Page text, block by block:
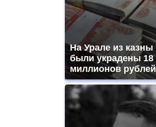
На Урале из казны
были украдены 18
миллионов рублей